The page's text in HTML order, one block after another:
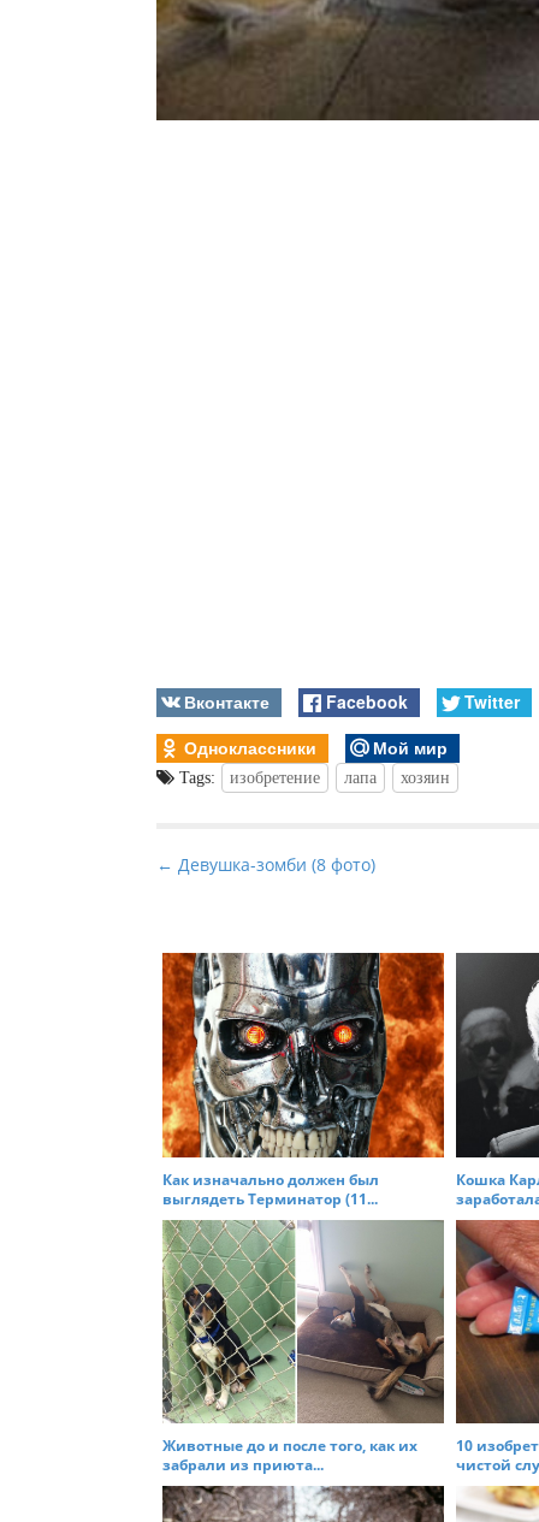
Вконтакте Facebook
Twitter
Одноклассники
Мой мир
Tags: изобретение лапа хозяин
P
t
n
a
v
g
a
o
n
← Девушка-зомби (8 фото)
Как изначально должен был
выглядеть Терминатор (11...
Кошка
Животные до и после того, как их
забрали из приюта...
10
чистой